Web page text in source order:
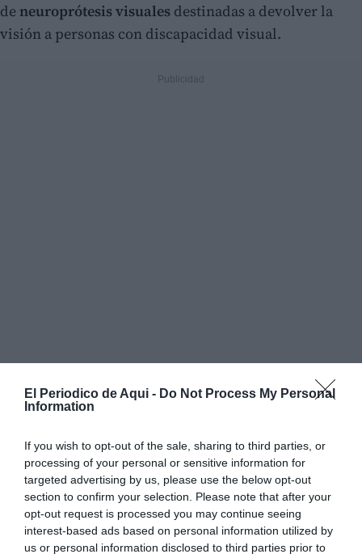
El Periodico de Aqui - Do Not Process My Personal
Information
If you wish to opt-out of the sale, sharing to third parties, or
processing of your personal or sensitive information for
targeted advertising by us, please use the below opt-out
section to confirm your selection. Please note that after your
opt-out request is processed you may continue seeing
interest-based ads based on personal information utilized by
us or personal information disclosed to third parties prior to
deneuroprótesis visuales destinadas a devolver la
visión a personas con discapacidad visual.